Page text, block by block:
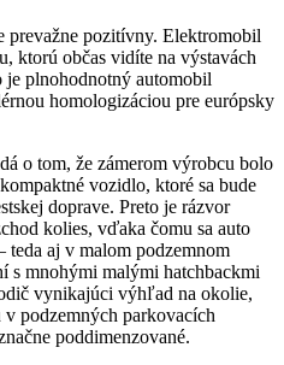
prevažne pozitívny. Elektromobil
ktorú občas vidíte na výstavách
je plnohodnotný automobil
homologizáciou pre európsky
o tom, že zámerom výrobcu bolo
vozidlo, ktoré sa bude
doprave. Preto je rázvor
kolies, vďaka čomu sa auto
aj v malom podzemnom
s mnohými malými hatchbackmi
vynikajúci výhľad na okolie,
podzemných parkovacích
poddimenzované.